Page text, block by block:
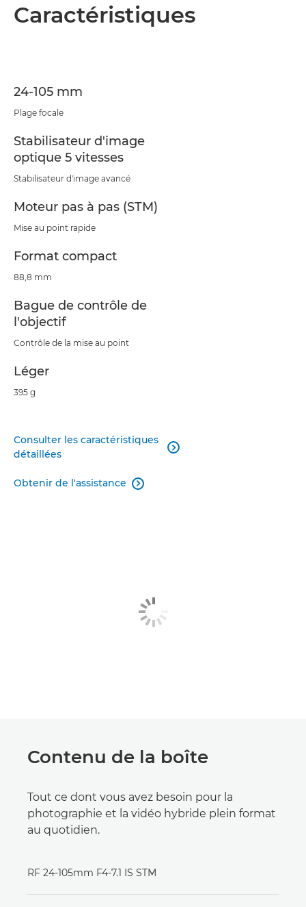
Caractéristiques
24-105 mm
Plage focale
Stabilisateur d'image
optique 5 vitesses
Stabilisateur d'image avancé
Moteur pas à pas (STM)
Mise au point rapide
Format compact
88,8 mm
Bague de contrôle de
l'objectif
Contrôle de la mise au point
Léger
395 g
Consulter les caractéristiques
détaillées

Obtenir de l'assistance 
Contenu de la boîte
Tout ce dont vous avez besoin pour la
photographie et la vidéo hybride plein format
au quotidien.
RF 24-105mm F4-7.1 IS STM